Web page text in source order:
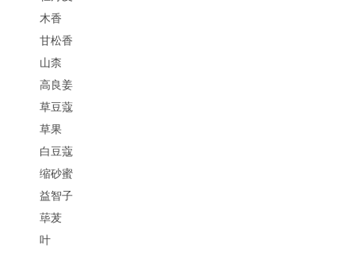
木香
甘松香
山柰
高良姜
草豆蔻
草果
白豆蔻
缩砂蜜
益智子
荜茇
叶